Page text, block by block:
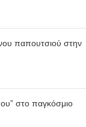
παπουτσιού στην
στο παγκόσμιο